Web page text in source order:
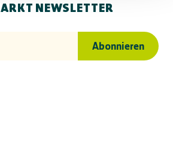
NEWSLETTER
Abonnieren